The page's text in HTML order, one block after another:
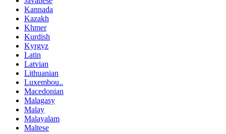
Kannada
Kazakh
Khmer
Kurdish
Kyrgyz
Latin
Latvian
Lithuanian
Luxembou..
Macedonian
Malagasy
Malay
Malayalam
Maltese